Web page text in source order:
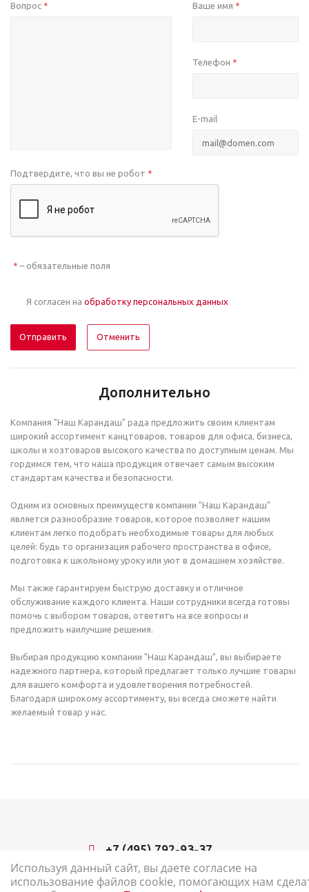
Вопрос * Ваше имя *
Телефон *
E-mail
Подтвердите, что вы не робот *
* – обязательные поля
Я согласен на обработку персональных данных
Отменить
Дополнительно
Компания "Наш Карандаш" рада предложить своим клиентам
широкий ассортимент канцтоваров, товаров для офиса, бизнеса,
школы и хозтоваров высокого качества по доступным ценам. Мы
гордимся тем, что наша продукция отвечает самым высоким
стандартам качества и безопасности.
Одним из основных преимуществ компании "Наш Карандаш"
является разнообразие товаров, которое позволяет нашим
клиентам легко подобрать необходимые товары для любых
целей: будь то организация рабочего пространства в офисе,
подготовка к школьному уроку или уют в домашнем хозяйстве.
Мы также гарантируем быструю доставку и отличное
обслуживание каждого клиента. Наши сотрудники всегда готовы
помочь с выбором товаров, ответить на все вопросы и
предложить наилучшие решения.
Выбирая продукцию компании "Наш Карандаш", вы выбираете
надежного партнера, который предлагает только лучшие товары
для вашего комфорта и удовлетворения потребностей.
Благодаря широкому ассортименту, вы всегда сможете найти
желаемый товар у нас.
+7 (495) 792-93-37
Используя данный сайт, вы даете согласие на
использование файлов cookie, помогающих нам